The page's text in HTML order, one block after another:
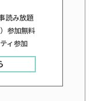
読み放題
参加無料
ィ参加